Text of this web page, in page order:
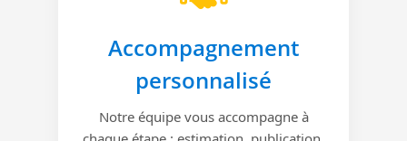
Accompagnement
personnalisé
Notre équipe vous accompagne à